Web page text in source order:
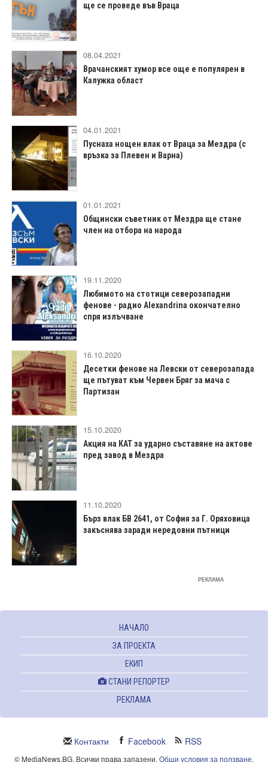
ще се проведе във Враца
08.04.2021
Врачанският хумор все още е популярен в
Калужка област
04.01.2021
Пуснаха нощен влак от Враца за Мездра (с
връзка за Плевен и Варна)
01.01.2021
Общински съветник от Мездра ще стане
член на отбора на народа
19.11.2020
Любимото на стотици северозападни
фенове - радио Alexandrina окончателно
спря излъчване
16.10.2020
Десетки фенове на Левски от северозапада
ще пътуват към Червен Бряг за мача с
Партизан
15.10.2020
Акция на КАТ за ударно съставяне на актове
пред завод в Мездра
11.10.2020
Бърз влак БВ 2641, от София за Г. Оряховица
закъснява заради нередовни пътници
РЕКЛАМА
НАЧАЛО
ЗА ПРОЕКТА
ЕКИП
СТАНИ РЕПОРТЕР
РЕКЛАМА
Контакти Facebook RSS
© MediaNews.BG. Всички права запазени. Общи условия за ползване.